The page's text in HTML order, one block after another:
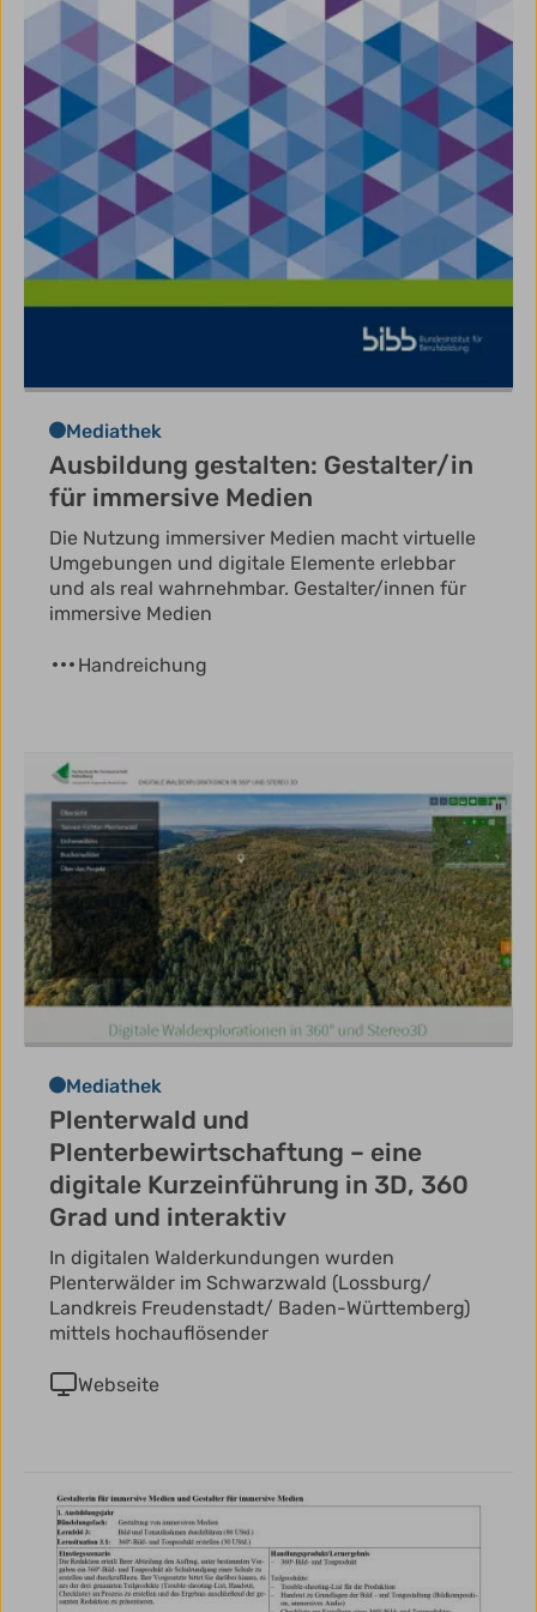
Mediathek
Ausbildung gestalten: Gestalter/in
für immersive Medien
Die Nutzung immersiver Medien macht virtuelle
Umgebungen und digitale Elemente erlebbar
und als real wahrnehmbar. Gestalter/innen für
immersive Medien
Handreichung
Mediathek
Plenterwald und
Plenterbewirtschaftung – eine
digitale Kurzeinführung in 3D, 360
Grad und interaktiv
In digitalen Walderkundungen wurden
Plenterwälder im Schwarzwald (Lossburg/
Landkreis Freudenstadt/ Baden-Württemberg)
mittels hochauflösender
Webseite